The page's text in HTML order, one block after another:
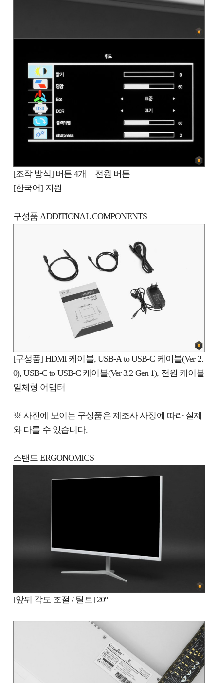
[조작 방식] 버튼 4개 + 전원 버튼
[한국어] 지원
구성품 ADDITIONAL COMPONENTS
[구성품] HDMI 케이블, USB-A to USB-C 케이블(Ver 2.
0), USB-C to USB-C 케이블(Ver 3.2 Gen 1), 전원 케이블
일체형 어댑터
※ 사진에 보이는 구성품은 제조사 사정에 따라 실제
와 다를 수 있습니다.
스탠드 ERGONOMICS
[앞뒤 각도 조절 / 틸트] 20°